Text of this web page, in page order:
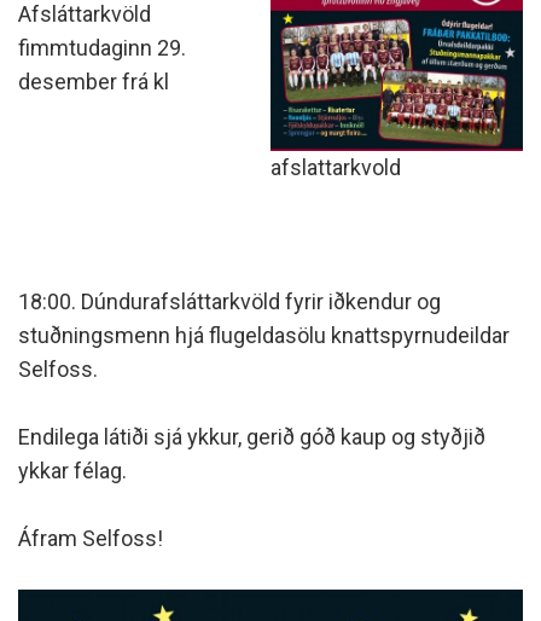
afslattarkvold
Afsláttarkvöld
fimmtudaginn 29.
desember frá kl
18:00. Dúndurafsláttarkvöld fyrir iðkendur og
stuðningsmenn hjá flugeldasölu knattspyrnudeildar
Selfoss.
Endilega látiði sjá ykkur, gerið góð kaup og styðjið
ykkar félag.
Áfram Selfoss!